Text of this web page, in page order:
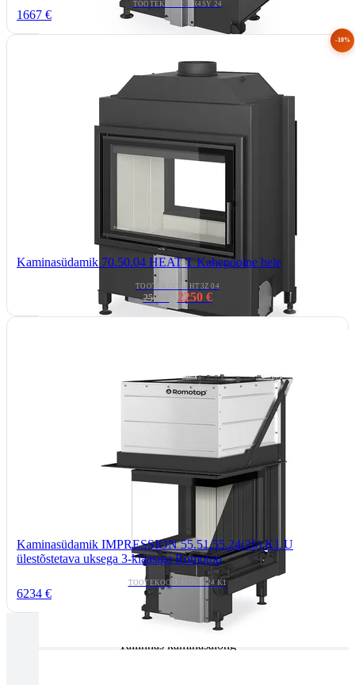
TOOTEKOOD: HR4SY 24
1667 €
-10%
Kaminasüdamik 70.50.04 HEAT T Kahepoolne hele
TOOTEKOOD: HT3Z 04
2500 € 2250 €
Kaminasüdamik IMPRESSION 55.51.55.24(26) K1 U
ülestõstetava uksega 3-klaasiga Romotop
TOOTEKOOD: IU3LG 24 K1
6234 €
Tallinnas kaminasalong